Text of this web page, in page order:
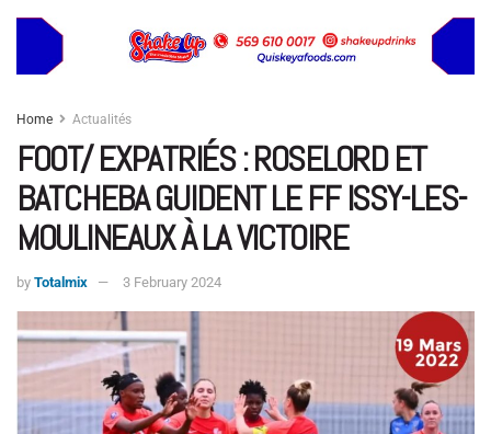
Home Actualités
FOOT/ EXPATRIÉS : ROSELORD ET
BATCHEBA GUIDENT LE FF ISSY-LES-
MOULINEAUX À LA VICTOIRE
by Totalmix 3 February 2024